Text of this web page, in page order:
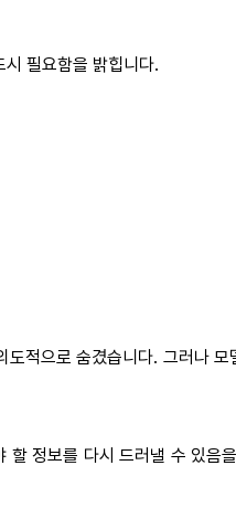
필요함을 밝힙니다.
적으로 숨겼습니다. 그러나
정보를 다시 드러낼 수 있